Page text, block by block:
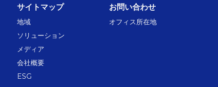
サイトマップ
地域
ソリューション
メディア
会社概要
ESG
お問い合わせ
オフィス所在地